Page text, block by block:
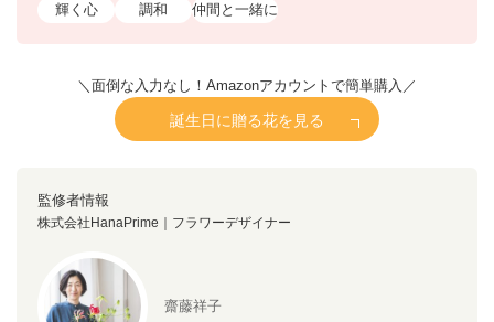
輝く心 調和 仲間と一緒に
＼面倒な入力なし！Amazonアカウントで簡単購入／
誕生日に贈る花を見る
監修者情報
株式会社HanaPrime｜フラワーデザイナー
齋藤祥子